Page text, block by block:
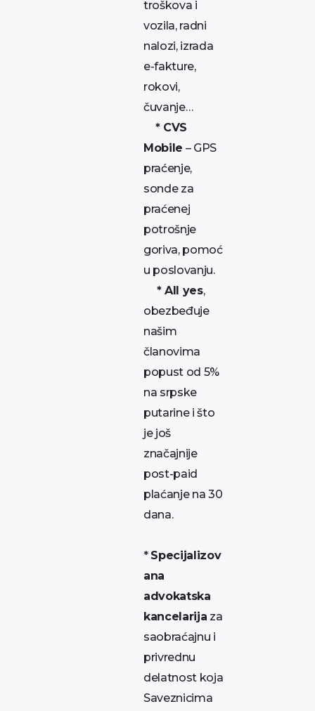
troškova i
vozila, radni
nalozi, izrada
e-fakture,
rokovi,
čuvanje…
* CVS
Mobile – GPS
praćenje,
sonde za
praćenej
potrošnje
goriva, pomoć
u poslovanju.
* All yes,
obezbeđuje
našim
članovima
popust od 5%
na srpske
putarine i što
je još
značajnije
post-paid
plaćanje na 30
dana.
* Specijalizov
ana
advokatska
kancelarija za
saobraćajnu i
privrednu
delatnost koja
Saveznicima